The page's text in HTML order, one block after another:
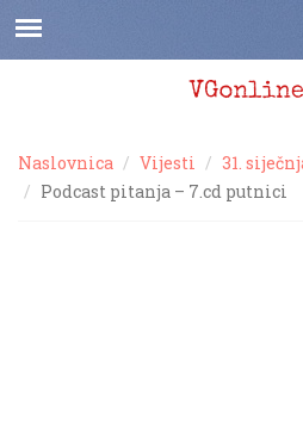
Naslovnica Vijesti
31.
Podcast pitanja – 7.cd putnici